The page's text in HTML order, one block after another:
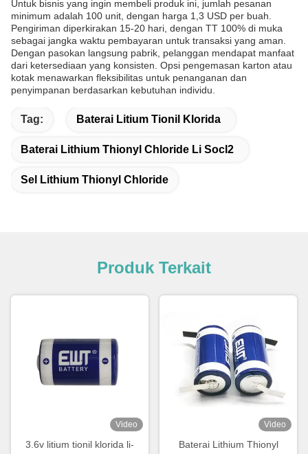
Untuk bisnis yang ingin membeli produk ini, jumlah pesanan
minimum adalah 100 unit, dengan harga 1,3 USD per buah.
Pengiriman diperkirakan 15-20 hari, dengan TT 100% di muka
sebagai jangka waktu pembayaran untuk transaksi yang aman.
Dengan pasokan langsung pabrik, pelanggan mendapat manfaat
dari ketersediaan yang konsisten. Opsi pengemasan karton atau
kotak menawarkan fleksibilitas untuk penanganan dan
penyimpanan berdasarkan kebutuhan individu.
Tag: Baterai Litium Tionil Klorida
Baterai Lithium Thionyl Chloride Li Socl2
Sel Lithium Thionyl Chloride
Produk Terkait
Video
3.6v litium tionil klorida li-
Video
Baterai Lithium Thionyl